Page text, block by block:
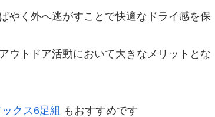
やく外へ逃がすことで快適なドライ感を保
ウトドア活動において大きなメリットとな
クス6足組 もおすすめです